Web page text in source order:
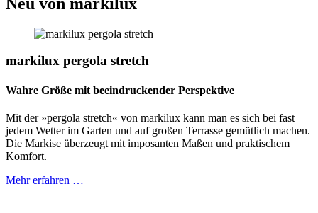
markilux pergola stretch
Wahre Größe mit beeindruckender Perspektive
Mit der »pergola stretch« von markilux kann man es sich bei fast
jedem Wetter im Garten und auf großen Terrasse gemütlich machen.
Die Markise überzeugt mit imposanten Maßen und praktischem
Komfort.
Mehr erfahren …